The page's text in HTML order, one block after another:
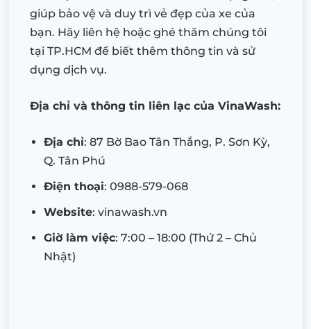
giúp bảo vệ và duy trì vẻ đẹp của xe của
bạn. Hãy liên hệ hoặc ghé thăm chúng tôi
tại TP.HCM để biết thêm thông tin và sử
dụng dịch vụ.
Địa chỉ và thông tin liên lạc của VinaWash:
Địa chỉ: 87 Bờ Bao Tân Thắng, P. Sơn Kỳ,
Q. Tân Phú
Điện thoại: 0988-579-068
Website: vinawash.vn
Giờ làm việc: 7:00 – 18:00 (Thứ 2 – Chủ
Nhật)